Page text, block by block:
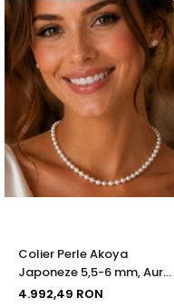
Colier Perle Akoya
Japoneze 5,5-6 mm, Aur
Galben 14K cu Închizătoare
4.992,49 RON